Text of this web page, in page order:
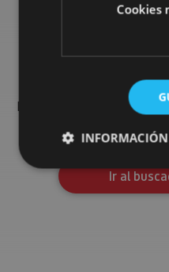
Busca
Encuentra planes y
Navarra: actividades
Ir al
Cookies
INFORMACIÓN